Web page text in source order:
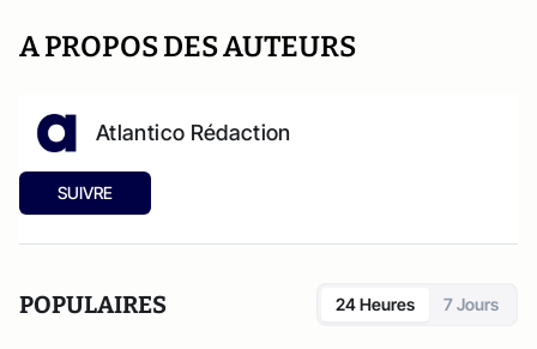
A PROPOS DES AUTEURS
Atlantico Rédaction
SUIVRE
POPULAIRES 24 Heures 7 Jours